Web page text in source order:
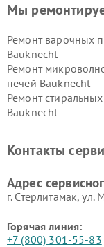
Мы
Ремонт варочных
Bauknecht
Ремонт
печей Bauknecht
Ремонт
Bauknecht
Контакты
Адрес
г. Стерлитамак, ул.
Горячая линия:
+7 (800) 301-55-83